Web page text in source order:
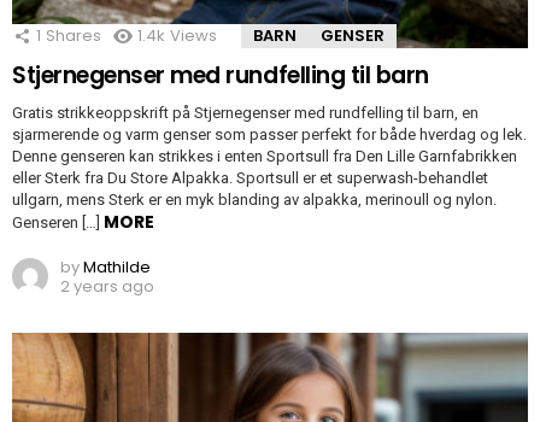
1 Shares 1.4k Views BARN GENSER
Stjernegenser med rundfelling til barn
Gratis strikkeoppskrift på Stjernegenser med rundfelling til barn, en
sjarmerende og varm genser som passer perfekt for både hverdag og lek.
Denne genseren kan strikkes i enten Sportsull fra Den Lille Garnfabrikken
eller Sterk fra Du Store Alpakka. Sportsull er et superwash-behandlet
ullgarn, mens Sterk er en myk blanding av alpakka, merinoull og nylon.
Genseren […] MORE
byMathilde
2 years ago